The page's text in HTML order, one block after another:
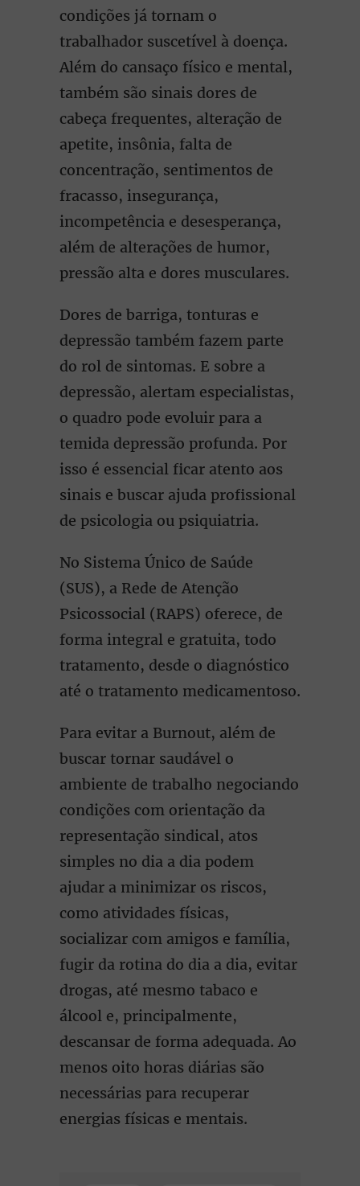
condições já tornam o
trabalhador suscetível à doença.
Além do cansaço físico e mental,
também são sinais dores de
cabeça frequentes, alteração de
apetite, insônia, falta de
concentração, sentimentos de
fracasso, insegurança,
incompetência e desesperança,
além de alterações de humor,
pressão alta e dores musculares.
Dores de barriga, tonturas e
depressão também fazem parte
do rol de sintomas. E sobre a
depressão, alertam especialistas,
o quadro pode evoluir para a
temida depressão profunda. Por
isso é essencial ficar atento aos
sinais e buscar ajuda profissional
de psicologia ou psiquiatria.
No Sistema Único de Saúde
(SUS), a Rede de Atenção
Psicossocial (RAPS) oferece, de
forma integral e gratuita, todo
tratamento, desde o diagnóstico
até o tratamento medicamentoso.
Para evitar a Burnout, além de
buscar tornar saudável o
ambiente de trabalho negociando
condições com orientação da
representação sindical, atos
simples no dia a dia podem
ajudar a minimizar os riscos,
como atividades físicas,
socializar com amigos e família,
fugir da rotina do dia a dia, evitar
drogas, até mesmo tabaco e
álcool e, principalmente,
descansar de forma adequada. Ao
menos oito horas diárias são
necessárias para recuperar
energias físicas e mentais.